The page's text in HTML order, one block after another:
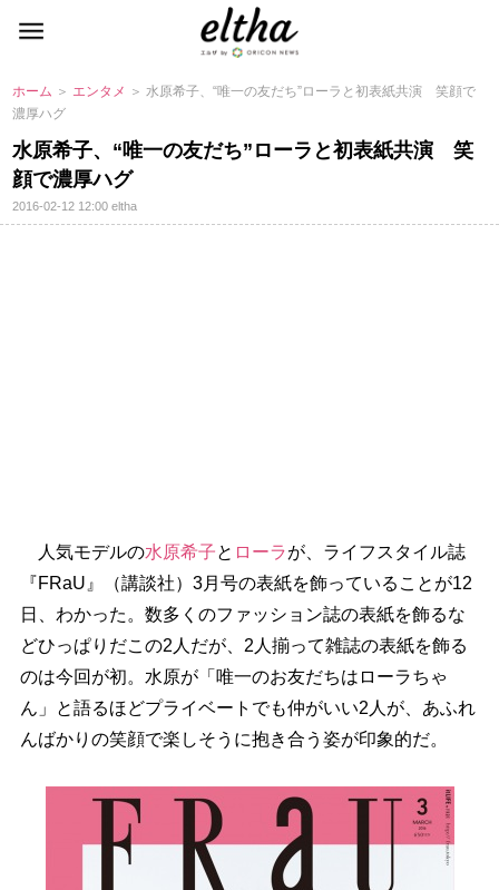
ホーム ＞ エンタメ ＞ 水原希子、“唯一の友だち”ローラと初表紙共演 笑顔で
濃厚ハグ
水原希子、“唯一の友だち”ローラと初表紙共演 笑
顔で濃厚ハグ
2016-02-12 12:00eltha
人気モデルの水原希子と ローラが、ライフスタイル誌
『FRaU』（講談社）3月号の表紙を飾っていることが12
日、わかった。数多くのファッション誌の表紙を飾るな
どひっぱりだこの2人だが、2人揃って雑誌の表紙を飾る
のは今回が初。水原が「唯一のお友だちはローラちゃ
ん」と語るほどプライベートでも仲がいい2人が、あふれ
んばかりの笑顔で楽しそうに抱き合う姿が印象的だ。